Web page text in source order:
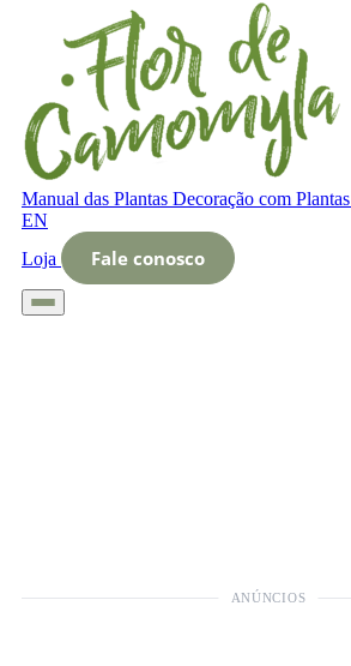
Manual das Plantas Decoração com Plantas
EN
Loja
Fale conosco
ANÚNCIOS